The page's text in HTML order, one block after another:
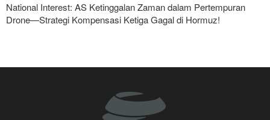
National Interest: AS Ketinggalan Zaman dalam Pertempuran
Drone—Strategi Kompensasi Ketiga Gagal di Hormuz!